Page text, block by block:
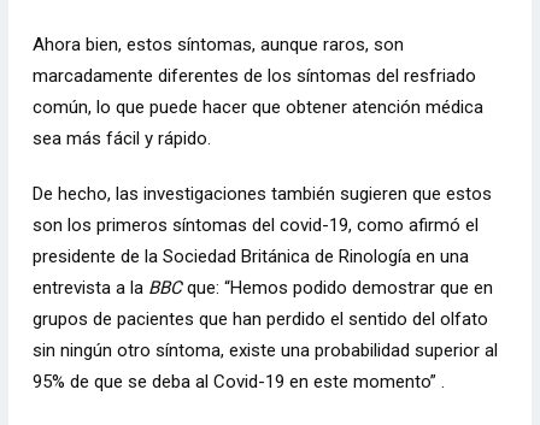
Ahora bien, estos síntomas, aunque raros, son
marcadamente diferentes de los síntomas del resfriado
común, lo que puede hacer que obtener atención médica
sea más fácil y rápido.
De hecho, las investigaciones también sugieren que estos
son los primeros síntomas del covid-19, como afirmó el
presidente de la Sociedad Británica de Rinología en una
entrevista a la BBCque: “Hemos podido demostrar que en
grupos de pacientes que han perdido el sentido del olfato
sin ningún otro síntoma, existe una probabilidad superior al
95% de que se deba al Covid-19 en este momento” .